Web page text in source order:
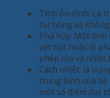
●
Tính ổn định: Là
hư hỏng và
●
Phá hủy: Một
vết nứt hoặc lỗ
phép lửa và nhiệt
●
Cách nhiệt: là
trung bình của bề
một số điểm đạt